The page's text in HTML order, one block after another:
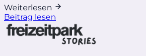
Weiterlesen
Beitrag lesen